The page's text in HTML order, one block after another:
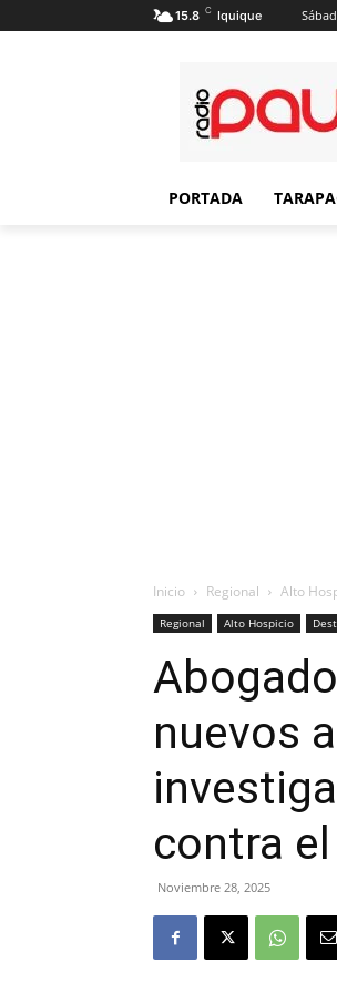
15.8 C Iquique
PORTADA
Inicio Regional Alto
Regional Alto Hospicio
nuevos
contra
Noviembre 28, 2025